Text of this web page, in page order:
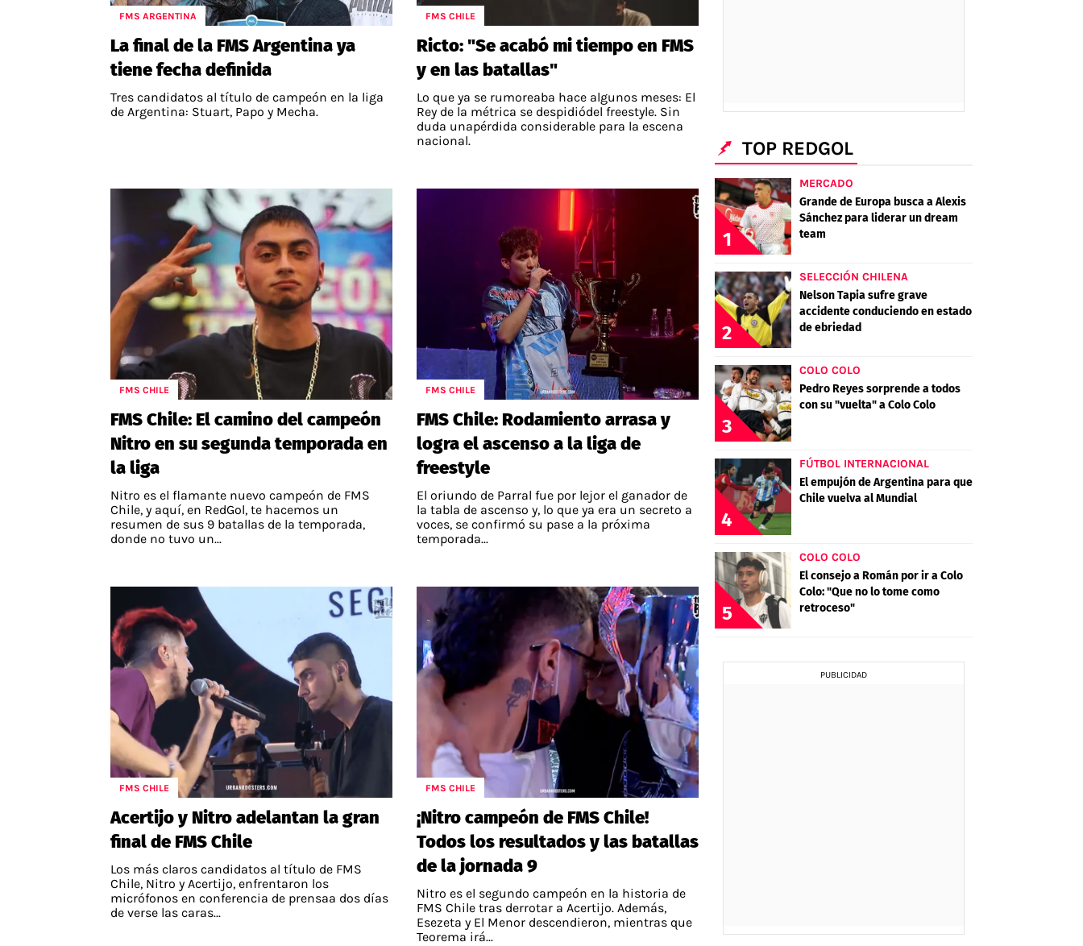
FMS ARGENTINA
La final de la FMS Argentina ya
tiene fecha definida
Tres candidatos al título de campeón en la liga
de Argentina: Stuart, Papo y Mecha.
FMS CHILE
Ricto: "Se acabó mi tiempo en FMS
y en las batallas"
Lo que ya se rumoreaba hace algunos meses: El
Rey de la métrica se despidiódel freestyle. Sin
duda unapérdida considerable para la escena
nacional.
FMS CHILE
FMS Chile: El camino del campeón
Nitro en su segunda temporada en
la liga
Nitro es el flamante nuevo campeón de FMS
Chile, y aquí, en RedGol, te hacemos un
resumen de sus 9 batallas de la temporada,
donde no tuvo un...
FMS CHILE
FMS Chile: Rodamiento arrasa y
logra el ascenso a la liga de
freestyle
El oriundo de Parral fue por lejor el ganador de
la tabla de ascenso y, lo que ya era un secreto a
voces, se confirmó su pase a la próxima
temporada...
FMS CHILE
Acertijo y Nitro adelantan la gran
final de FMS Chile
Los más claros candidatos al título de FMS
Chile, Nitro y Acertijo, enfrentaron los
micrófonos en conferencia de prensaa dos días
de verse las caras...
FMS CHILE
¡Nitro campeón de FMS Chile!
Todos los resultados y las batallas
de la jornada 9
Nitro es el segundo campeón en la historia de
FMS Chile tras derrotar a Acertijo. Además,
Esezeta y El Menor descendieron, mientras que
Teorema irá...
TOP REDGOL
1
MERCADO
Grande de Europa busca a Alexis
Sánchez para liderar un dream
team
2
SELECCIÓN CHILENA
Nelson Tapia sufre grave
accidente conduciendo en estado
de ebriedad
3
COLO COLO
Pedro Reyes sorprende a todos
con su "vuelta" a Colo Colo
4
FÚTBOL INTERNACIONAL
El empujón de Argentina para que
Chile vuelva al Mundial
5
COLO COLO
El consejo a Román por ir a Colo
Colo: "Que no lo tome como
retroceso"